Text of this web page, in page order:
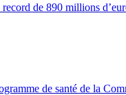
de 890 millions
de santé de la